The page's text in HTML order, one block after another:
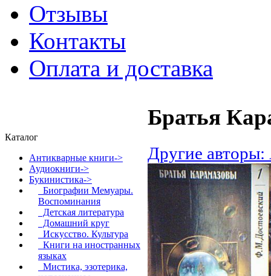
Отзывы
Контакты
Оплата и доставка
Каталог
Антикварные книги->
Аудиокниги->
Букинистика->
Биографии Мемуары.
Воспоминания
Детская литература
Домашний круг
Искусство. Культура
Книги на иностранных
языках
Мистика, эзотерика,
Братья
Другие